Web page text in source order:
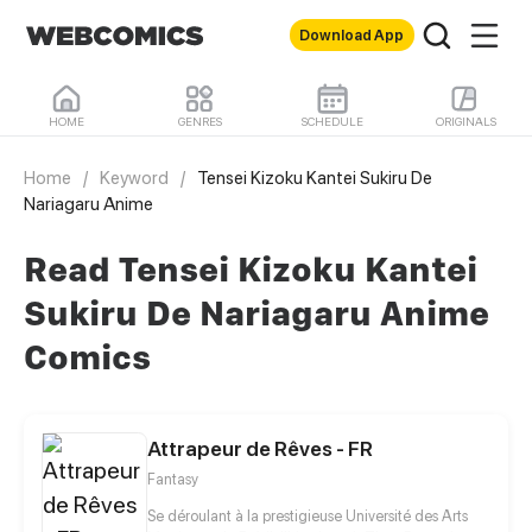
Download App
HOME GENRES SCHEDULE ORIGINALS
Home / Keyword /
Tensei Kizoku Kantei Sukiru De
Nariagaru Anime
Read Tensei Kizoku Kantei
Sukiru De Nariagaru Anime
Comics
Attrapeur de Rêves - FR
Fantasy
Se déroulant à la prestigieuse Université des Arts